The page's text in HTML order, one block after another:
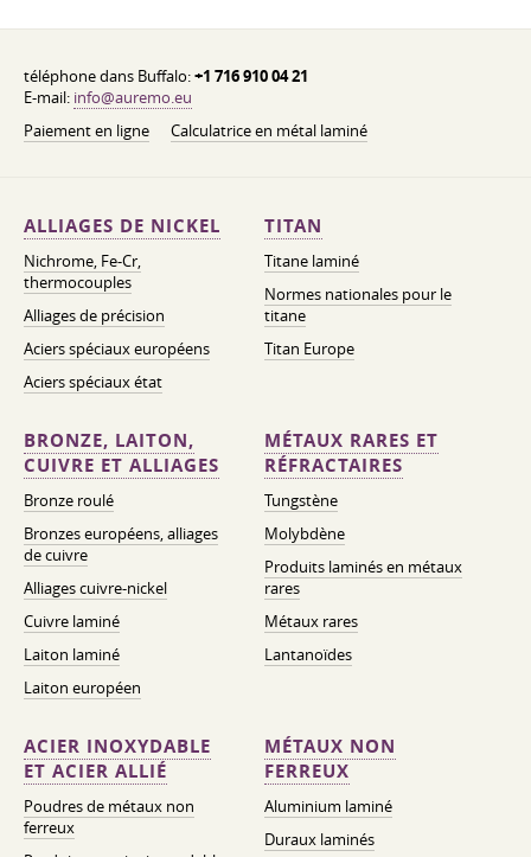
téléphone dans Buffalo:+1 716 910 04 21
E-mail: info@auremo.eu
Paiement en ligne
Calculatrice en métal laminé
ALLIAGES DE NICKEL
Nichrome, Fe-Cr,
thermocouples
Alliages de précision
Aciers spéciaux européens
Aciers spéciaux état
TITAN
Titane laminé
Normes nationales pour le
titane
Titan Europe
BRONZE, LAITON,
CUIVRE ET ALLIAGES
Bronze roulé
Bronzes européens, alliages
de cuivre
Alliages cuivre-nickel
Cuivre laminé
Laiton laminé
Laiton européen
MÉTAUX RARES ET
RÉFRACTAIRES
Tungstène
Molybdène
Produits laminés en métaux
rares
Métaux rares
Lantanoïdes
ACIER INOXYDABLE
ET ACIER ALLIÉ
Poudres de métaux non
ferreux
MÉTAUX NON
FERREUX
Aluminium laminé
Duraux laminés